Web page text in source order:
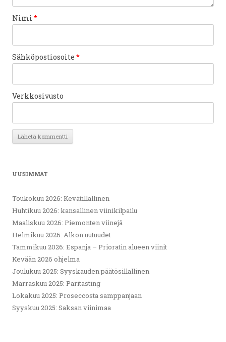
Nimi *
Sähköpostiosoite *
Verkkosivusto
UUSIMMAT
Toukokuu 2026: Kevätillallinen
Huhtikuu 2026: kansallinen viinikilpailu
Maaliskuu 2026: Piemonten viinejä
Helmikuu 2026: Alkon uutuudet
Tammikuu 2026: Espanja – Prioratin alueen viinit
Kevään 2026 ohjelma
Joulukuu 2025: Syyskauden päätösillallinen
Marraskuu 2025: Paritasting
Lokakuu 2025: Proseccosta samppanjaan
Syyskuu 2025: Saksan viinimaa